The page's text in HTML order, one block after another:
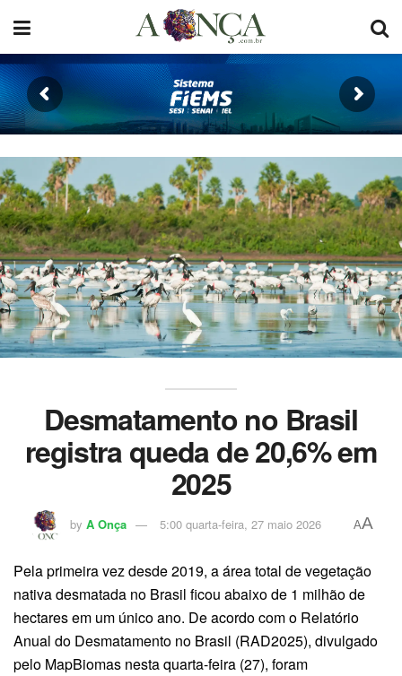
Desmatamento no Brasil
registra queda de 20,6% em
2025
by A Onça 5:00 quarta-feira, 27 maio 2026 AA
Pela primeira vez desde 2019, a área total de vegetação
nativa desmatada no Brasil ficou abaixo de 1 milhão de
hectares em um único ano. De acordo com o Relatório
Anual do Desmatamento no Brasil (RAD2025), divulgado
pelo MapBiomas nesta quarta-feira (27), foram